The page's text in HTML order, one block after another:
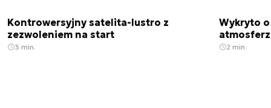
Kontrowersyjny satelita-lustro z
zezwoleniem na start
3 min.
Wykryto
2 min.